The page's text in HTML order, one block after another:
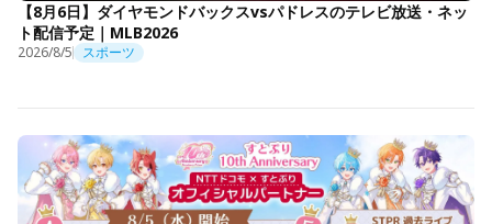
【8月6日】ダイヤモンドバックスvsパドレスのテレビ放送・ネッ
ト配信予定｜MLB2026
2026/8/5 スポーツ